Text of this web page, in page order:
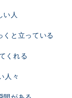
い人
くと立っている
くれる
人々